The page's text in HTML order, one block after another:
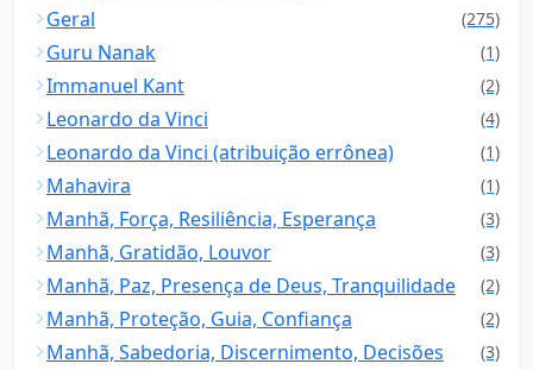
Geral (275)
Guru Nanak (1)
Immanuel Kant (2)
Leonardo da Vinci (4)
Leonardo da Vinci (atribuição errônea) (1)
Mahavira (1)
Manhã, Força, Resiliência, Esperança (3)
Manhã, Gratidão, Louvor (3)
Manhã, Paz, Presença de Deus, Tranquilidade (2)
Manhã, Proteção, Guia, Confiança (2)
Manhã, Sabedoria, Discernimento, Decisões (3)